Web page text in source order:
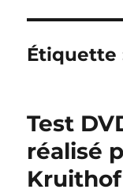
Test
réalisé
Kruithof